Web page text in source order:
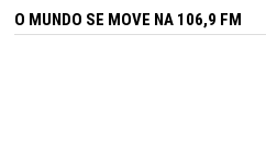
O MUNDO SE MOVE NA 106,9 FM